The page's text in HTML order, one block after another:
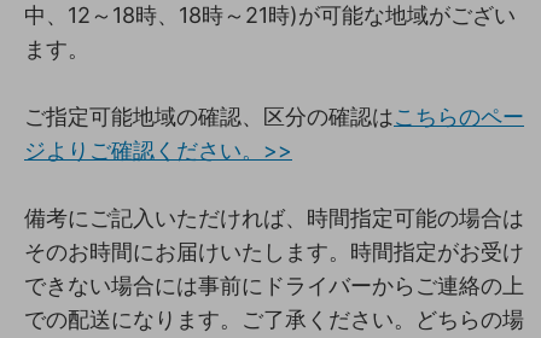
中、12～18時、18時～21時)が可能な地域がござい
ます。
ご指定可能地域の確認、区分の確認はこちらのペー
ジよりご確認ください。>>
備考にご記入いただければ、時間指定可能の場合は
そのお時間にお届けいたします。時間指定がお受け
できない場合には事前にドライバーからご連絡の上
での配送になります。ご了承ください。どちらの場